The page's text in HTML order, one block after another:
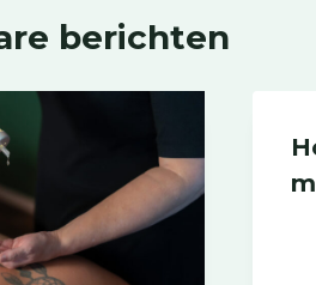
berichten